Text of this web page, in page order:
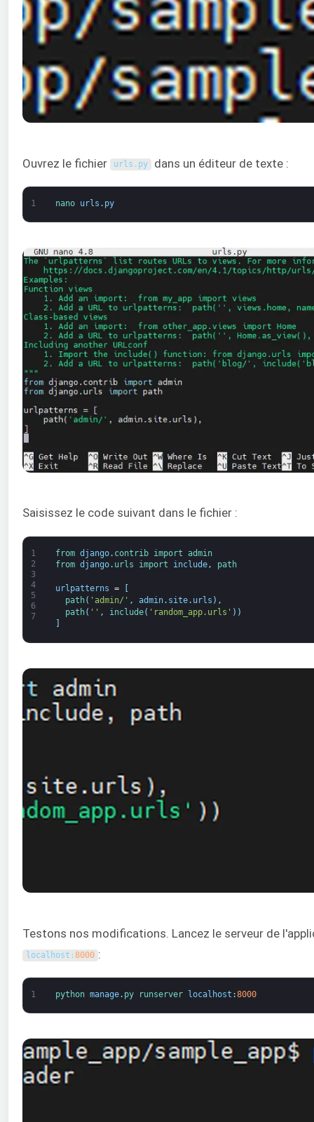
Ouvrez le fichier urls . py dans un éditeur de texte :
1 nano urls . py
Saisissez le code suivant dans le fichier :
1
2
3
4
5
6
7
from django. contrib import admin
from django. urls import include, path
urlpatterns =
path( 'admin/' , admin. site. urls ) ,
path( '' , include( 'random_app.urls' ) )
Testons nos modifications. Lancez le serveur de
localhost :8000 :
1 python manage. py runserver localhost :8000